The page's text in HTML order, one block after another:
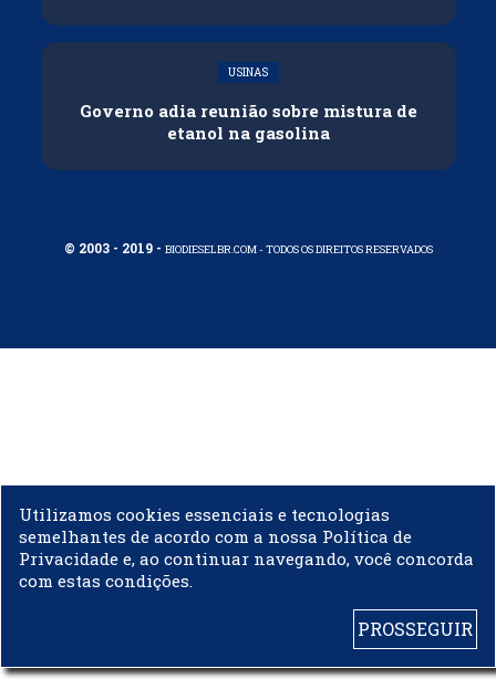
USINAS
Governo adia reunião sobre mistura de
etanol na gasolina
© 2003 - 2019 - BIODIESELBR.COM - TODOS OS DIREITOS RESERVADOS
Utilizamos cookies essenciais e tecnologias
semelhantes de acordo com a nossa Política de
Privacidade e, ao continuar navegando, você concorda
com estas condições.
PROSSEGUIR